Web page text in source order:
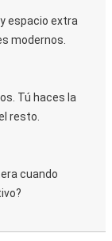
espacio extra
modernos.
Tú haces la
resto.
cuando